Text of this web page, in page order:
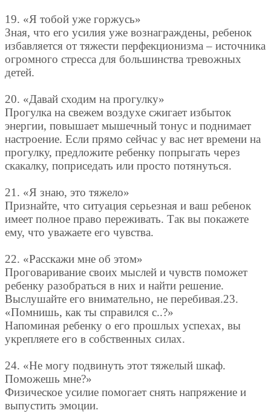
19. «Я тобой уже горжусь»
Зная, что его усилия уже вознаграждены, ребенок
избавляется от тяжести перфекционизма – источника
огромного стресса для большинства тревожных
детей.
20. «Давай сходим на прогулку»
Прогулка на свежем воздухе сжигает избыток
энергии, повышает мышечный тонус и поднимает
настроение. Если прямо сейчас у вас нет времени на
прогулку, предложите ребенку попрыгать через
скакалку, поприседать или просто потянуться.
21. «Я знаю, это тяжело»
Признайте, что ситуация серьезная и ваш ребенок
имеет полное право переживать. Так вы покажете
ему, что уважаете его чувства.
22. «Расскажи мне об этом»
Проговаривание своих мыслей и чувств поможет
ребенку разобраться в них и найти решение.
Выслушайте его внимательно, не перебивая.23.
«Помнишь, как ты справился с..?»
Напоминая ребенку о его прошлых успехах, вы
укрепляете его в собственных силах.
24. «Не могу подвинуть этот тяжелый шкаф.
Поможешь мне?»
Физическое усилие помогает снять напряжение и
выпустить эмоции.